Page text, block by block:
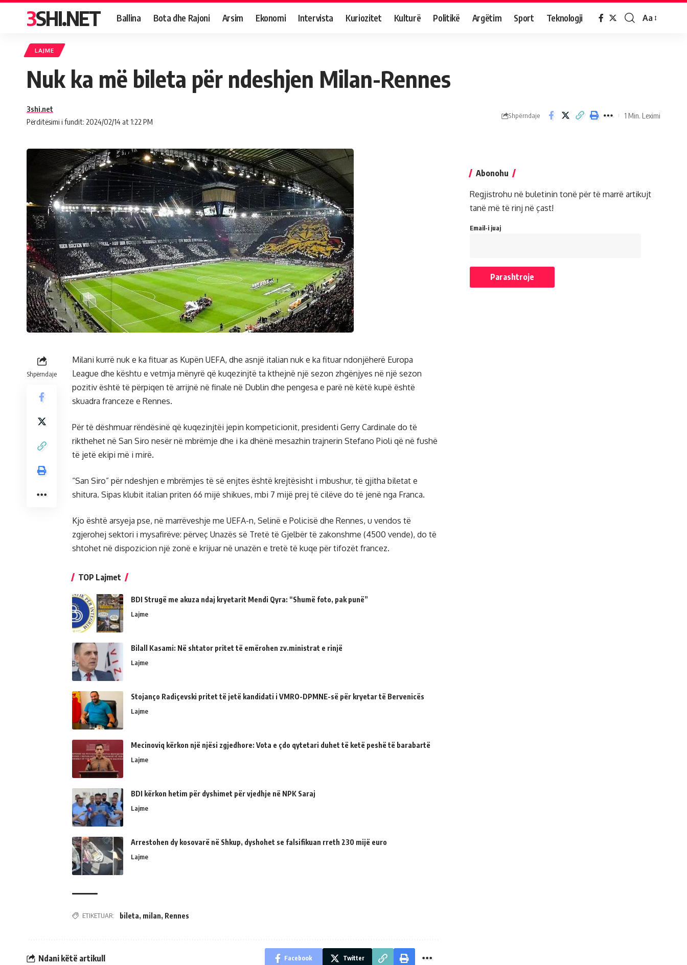
3SHI.NET Ballina Bota dhe Rajoni Arsim Ekonomi Intervista Kuriozitet Kulturë Politikë Argëtim Sport Teknologji Aa
LAJME
Nuk ka më bileta për ndeshjen Milan-Rennes
Përditësimi i fundit: 2024/02/14 at 1:22 PM
3shi.net
Shpërndaje 1 Min. Leximi
Shpërndaje
Milani kurrë nuk e ka fituar as Kupën UEFA, dhe asnjë italian nuk e ka fituar ndonjëherë Europa
League dhe kështu e vetmja mënyrë që kuqezinjtë ta kthejnë një sezon zhgënjyes në një sezon
pozitiv është të përpiqen të arrijnë në finale në Dublin dhe pengesa e parë në këtë kupë është
skuadra franceze e Rennes.
Për të dëshmuar rëndësinë që kuqezinjtëi jepin kompeticionit, presidenti Gerry Cardinale do të
rikthehet në San Siro nesër në mbrëmje dhe i ka dhënë mesazhin trajnerin Stefano Pioli që në fushë
të jetë ekipi më i mirë.
“San Siro” për ndeshjen e mbrëmjes të së enjtes është krejtësisht i mbushur, të gjitha biletat e
shitura. Sipas klubit italian priten 66 mijë shikues, mbi 7 mijë prej të cilëve do të jenë nga Franca.
Kjo është arsyeja pse, në marrëveshje me UEFA-n, Selinë e Policisë dhe Rennes, u vendos të
zgjerohej sektori i mysafirëve: përveç Unazës së Tretë të Gjelbër të zakonshme (4500 vende), do të
shtohet në dispozicion një zonë e krijuar në unazën e tretë të kuqe për tifozët francez.
TOP Lajmet
BDI Strugë me akuza ndaj kryetarit Mendi Qyra: “Shumë foto, pak punë”
Lajme
Bilall Kasami: Në shtator pritet të emërohen zv.ministrat e rinjë
Lajme
Stojanço Radiçevski pritet të jetë kandidati i VMRO-DPMNE-së për kryetar të Bervenicës
Lajme
Mecinoviq kërkon një njësi zgjedhore: Vota e çdo qytetari duhet të ketë peshë të barabartë
Lajme
BDI kërkon hetim për dyshimet për vjedhje në NPK Saraj
Lajme
Arrestohen dy kosovarë në Shkup, dyshohet se falsifikuan rreth 230 mijë euro
Lajme
ETIKETUAR: bileta, milan, Rennes
Ndani këtë artikull Facebook Twitter
Abonohu
Regjistrohu në buletinin tonë për të marrë artikujt
tanë më të rinj në çast!
Email-i juaj